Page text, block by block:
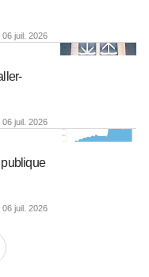
06 juil. 2026
06 juil. 2026
publique
06 juil. 2026